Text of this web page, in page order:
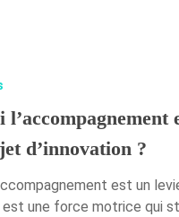
d’innovation ?
est un
est une force motrice qui